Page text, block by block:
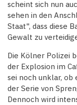
scheint sich nun
sehen in den
Staat", dass diese
Gewalt zu
Die Kölner Polizei
der Explosion im
sei noch unklar, ob
der Serie von
Dennoch wird